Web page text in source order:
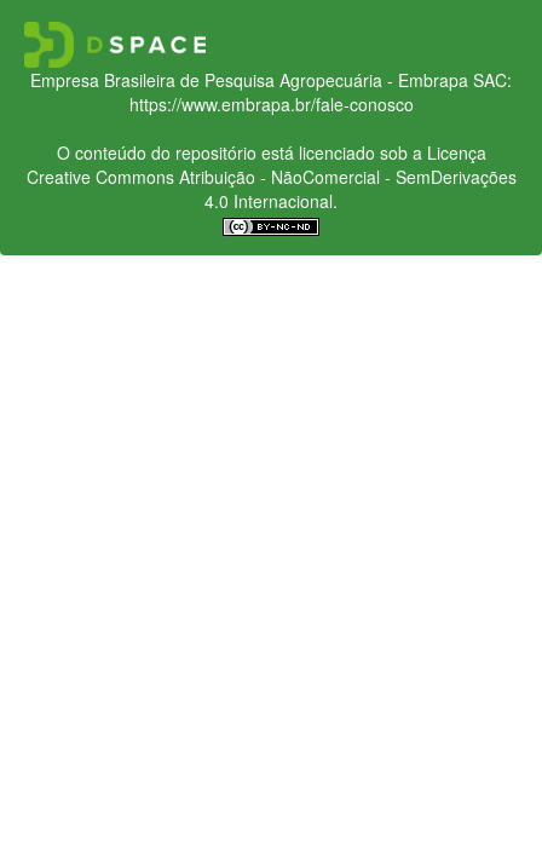
Empresa Brasileira de Pesquisa Agropecuária - Embrapa SAC:
https://www.embrapa.br/fale-conosco
O conteúdo do repositório está licenciado sob a Licença
Creative CommonsAtribuição - NãoComercial - SemDerivações
4.0 Internacional.